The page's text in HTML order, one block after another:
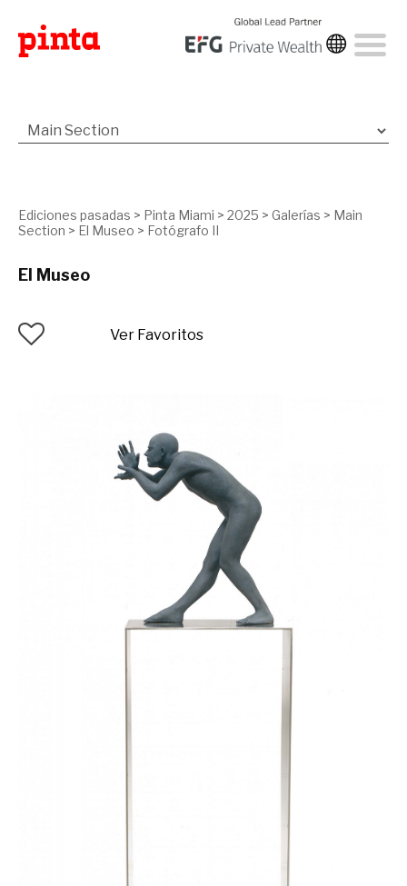
Ediciones pasadas > Pinta Miami > 2025 > Galerías > Main
Section > El Museo > Fotógrafo II
El Museo
Ver Favoritos